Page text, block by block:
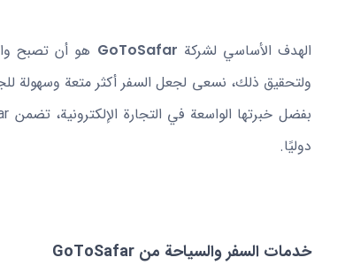
الهدف الأساسي لشركة GoToSafar هو أن تصبح
ولتحقيق ذلك، نسعى لجعل السفر أكثر متعة وسهولة
دوليًا.
خدمات السفر والسياحة من GoToSafar